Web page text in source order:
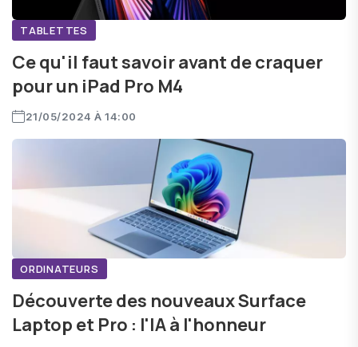
TABLETTES
Ce qu'il faut savoir avant de craquer
pour un iPad Pro M4
21/05/2024 À 14:00
ORDINATEURS
Découverte des nouveaux Surface
Laptop et Pro : l'IA à l'honneur